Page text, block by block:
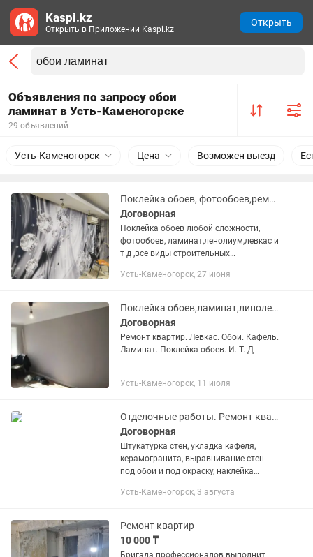
Объявления по запросу обои
ламинат в Усть-Каменогорске
29 объявлений
Усть-Каменогорск Цена Возможен выезд
Поклейка обоев, фотообоев,ремонт квартир линолеум, ламинат, ливкас под обои
Договорная
Поклейка обоев любой сложности,
фотообоев, ламинат,ленолиум,левкас и
т д ,все виды строительных
Усть-Каменогорск, 27 июня
Поклейка обоев,ламинат,линолеум,левкас,галтели и т д
Договорная
Ремонт квартир. Левкас. Обои. Кафель.
Ламинат. Поклейка обоев. И. Т. Д
Усть-Каменогорск, 11 июля
Отделочные работы. Ремонт квартир.
Договорная
Штукатурка стен, укладка кафеля,
керамогранита, выравнивание стен
под обои и под окраску, наклейка
стяжка пола, гипсокартонные работы,
Усть-Каменогорск, 3 августа
Ремонт квартир
10 000 ₸
Бригада профессионалов выполнит
Kaspi.kz
Открыть в Приложении Kaspi.kz
Открыть